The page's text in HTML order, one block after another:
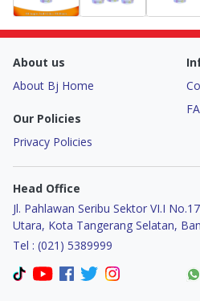
About us
About Bj Home
Our Policies
Privacy Policies
Head Office
Jl. Pahlawan Seribu Sektor VI.I
Utara, Kota Tangerang Selatan,
Tel : (021) 5389999